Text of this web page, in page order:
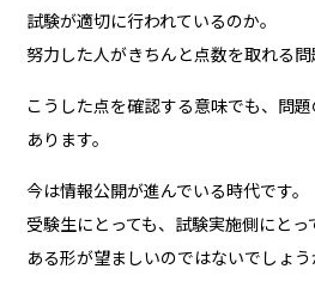
試験が適切に行われているのか。
努力した人がきちんと点数を取れる問
こうした点を確認する意味でも、問
あります。
今は情報公開が進んでいる時代です。
受験生にとっても、試験実施側にと
ある形が望ましいのではないでしょう